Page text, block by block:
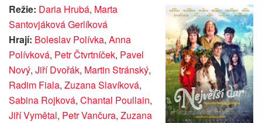
Režie: Daria Hrubá, Marta
Santovjáková Gerlíková
Hrají: Boleslav Polívka, Anna
Polívková, Petr Čtvrtníček, Pavel
Nový, Jiří Dvořák, Martin Stránský,
Radim Fiala, Zuzana Slavíková,
Sabina Rojková, Chantal Poullain,
Jiří Vymětal, Petr Vančura, Zuzana